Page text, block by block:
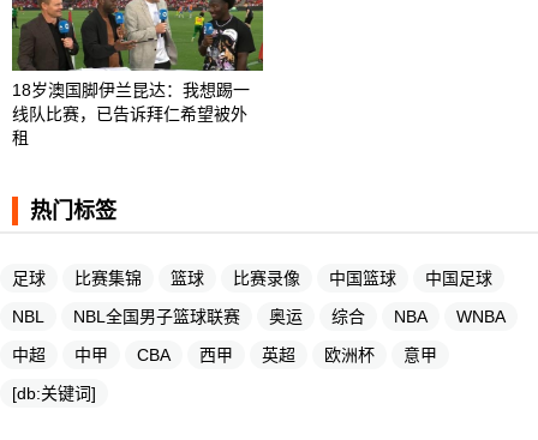
18岁澳国脚伊兰昆达：我想踢一
线队比赛，已告诉拜仁希望被外
租
热门标签
足球 比赛集锦 篮球 比赛录像 中国篮球
中国足球
NBL
NBL全国男子篮球联赛 奥运 综合 NBA
WNBA
中超
中甲 CBA 西甲 英超 欧洲杯
意甲
[db:关键词]